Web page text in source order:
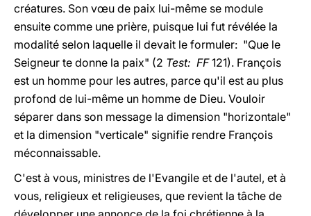
créatures. Son vœu de paix lui-même se module
ensuite comme une prière, puisque lui fut révélée la
modalité selon laquelle il devait le formuler: "Que le
Seigneur te donne la paix" (2 Test: FF121). François
est un homme pour les autres, parce qu'il est au plus
profond de lui-même un homme de Dieu. Vouloir
séparer dans son message la dimension "horizontale"
et la dimension "verticale" signifie rendre François
méconnaissable.
C'est à vous, ministres de l'Evangile et de l'autel, et à
vous, religieux et religieuses, que revient la tâche de